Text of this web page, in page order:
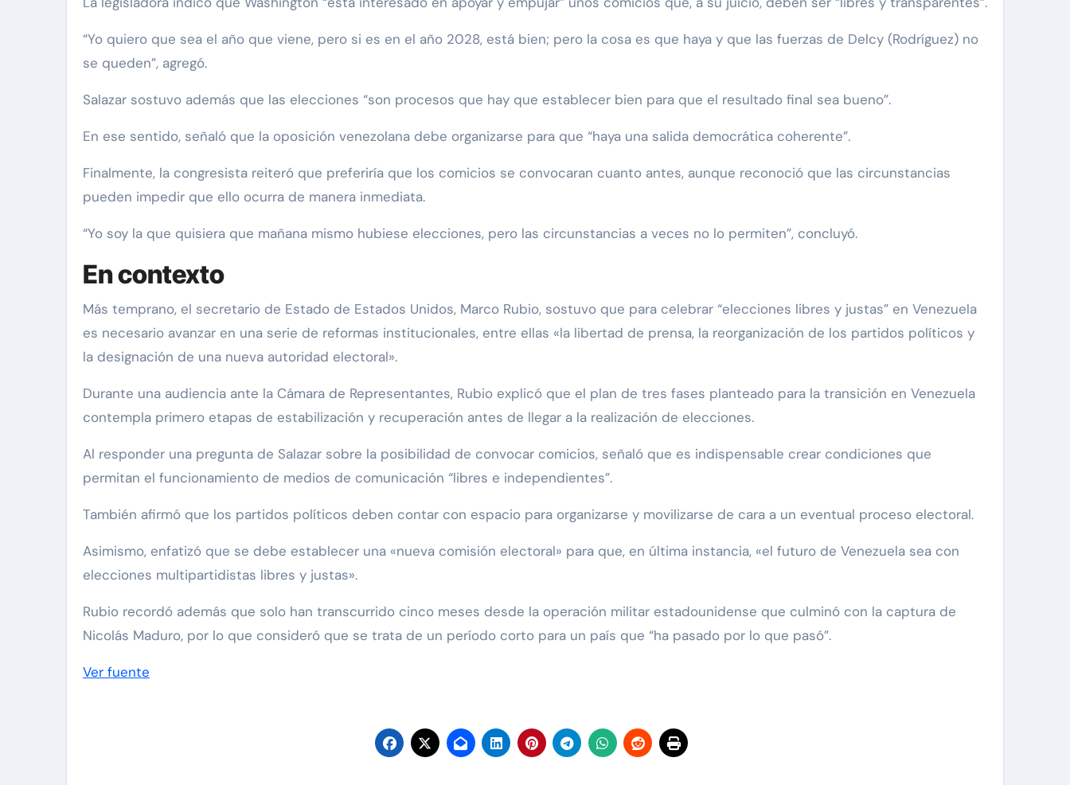
“Yo quiero que sea el año que viene, pero si es en el año 2028, está bien; pero la cosa es que haya y que las fuerzas de Delcy (Rodríguez) no
se queden”, agregó.
Salazar sostuvo además que las elecciones “son procesos que hay que establecer bien para que el resultado final sea bueno”.
En ese sentido, señaló que la oposición venezolana debe organizarse para que “haya una salida democrática coherente”.
Finalmente, la congresista reiteró que preferiría que los comicios se convocaran cuanto antes, aunque reconoció que las circunstancias
pueden impedir que ello ocurra de manera inmediata.
“Yo soy la que quisiera que mañana mismo hubiese elecciones, pero las circunstancias a veces no lo permiten”, concluyó.
En contexto
Más temprano, el secretario de Estado de Estados Unidos, Marco Rubio, sostuvo que para celebrar “elecciones libres y justas” en Venezuela
es necesario avanzar en una serie de reformas institucionales, entre ellas «la libertad de prensa, la reorganización de los partidos políticos y
la designación de una nueva autoridad electoral».
Durante una audiencia ante la Cámara de Representantes, Rubio explicó que el plan de tres fases planteado para la transición en Venezuela
contempla primero etapas de estabilización y recuperación antes de llegar a la realización de elecciones.
Al responder una pregunta de Salazar sobre la posibilidad de convocar comicios, señaló que es indispensable crear condiciones que
permitan el funcionamiento de medios de comunicación “libres e independientes”.
También afirmó que los partidos políticos deben contar con espacio para organizarse y movilizarse de cara a un eventual proceso electoral.
Asimismo, enfatizó que se debe establecer una «nueva comisión electoral» para que, en última instancia, «el futuro de Venezuela sea con
elecciones multipartidistas libres y justas».
Rubio recordó además que solo han transcurrido cinco meses desde la operación militar estadounidense que culminó con la captura de
Nicolás Maduro, por lo que consideró que se trata de un período corto para un país que “ha pasado por lo que pasó”.
Ver fuente